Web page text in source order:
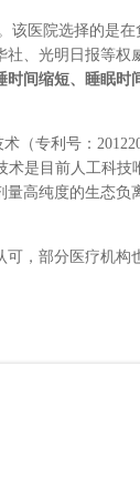
该医院选择的是
、光明日报等权
间缩短、睡眠时
（专利号：
术是目前人工科
高纯度的生态负
，部分医疗机构